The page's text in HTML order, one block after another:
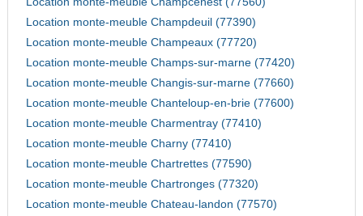
Location monte-meuble Champdeuil (77390)
Location monte-meuble Champeaux (77720)
Location monte-meuble Champs-sur-marne (77420)
Location monte-meuble Changis-sur-marne (77660)
Location monte-meuble Chanteloup-en-brie (77600)
Location monte-meuble Charmentray (77410)
Location monte-meuble Charny (77410)
Location monte-meuble Chartrettes (77590)
Location monte-meuble Chartronges (77320)
Location monte-meuble Chateau-landon (77570)